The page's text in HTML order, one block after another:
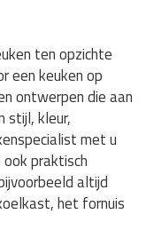
ten opzichte
een keuken op
ontwerpen die aan
stijl, kleur,
met u
praktisch
altijd
het fornuis